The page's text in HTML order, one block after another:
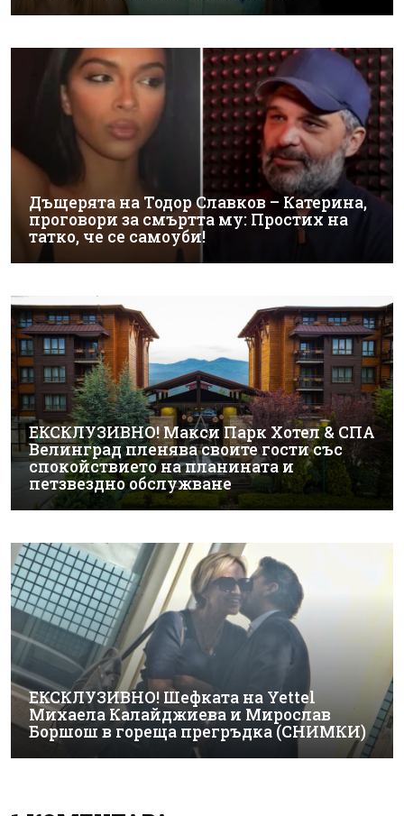
Дъщерята на Тодор Славков – Катерина,
проговори за смъртта му: Простих на
татко, че се самоуби!
ЕКСКЛУЗИВНО! Макси Парк Хотел & СПА
Велинград пленява своите гости със
спокойствието на планината и
петзвездно обслужване
ЕКСКЛУЗИВНО! Шефката на Yettel
Михаела Калайджиева и Мирослав
Боршош в гореща прегръдка (СНИМКИ)